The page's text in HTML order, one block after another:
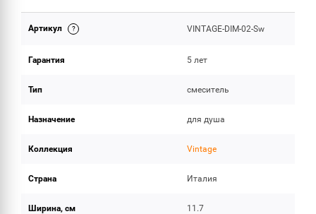
ОБЪЕМ ПОСТАВКИ
Артикул VINTAGE-DIM-02-Sw
Гарантия 5 лет
Тип смеситель
Назначение для душа
Коллекция Vintage
Страна Италия
Ширина, см 11.7